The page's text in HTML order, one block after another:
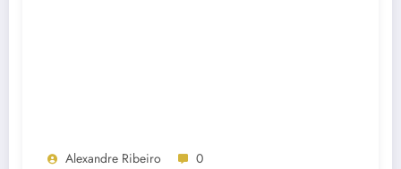
Alexandre Ribeiro 0